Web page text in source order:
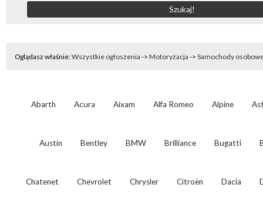
Oglądasz właśnie:Wszystkie ogłoszenia -> Motoryzacja -> Samochody
Abarth Acura Aixam Alfa Romeo Alpine
Austin Bentley BMW Brilliance Bugatti
Chatenet Chevrolet Chrysler Citroën Dacia